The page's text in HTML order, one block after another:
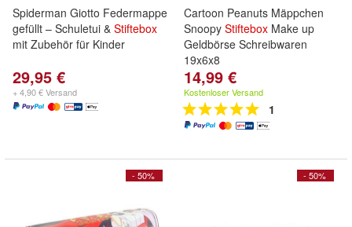
Spiderman Giotto Federmappe
gefüllt – Schuletui & Stiftebox
mit Zubehör für Kinder
29,95 €
+ 4,90 € Versand
Cartoon Peanuts Mäppchen
Snoopy Stiftebox Make up
Geldbörse Schreibwaren
19x6x8
14,99 €
Kostenloser Versand
1
- 50% - 50%